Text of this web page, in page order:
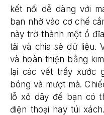
kết nối dễ dàng với
bạn nhờ vào cơ chế
này trở thành một ổ
tải và chia sẻ dữ liệu.
và hoàn thiện bằng
lại các vết trầy xước
bóng và mượt mà.
lỗ xỏ dây để bạn có
điện thoại hay túi